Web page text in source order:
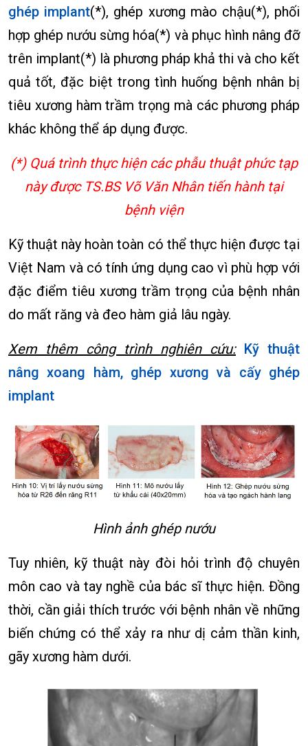
ghép implant(*), ghép xương mào chậu(*), phối
hợp ghép nướu sừng hóa(*) và phục hình nâng đỡ
trên implant(*) là phương pháp khả thi và cho kết
quả tốt, đặc biệt trong tình huống bệnh nhân bị
tiêu xương hàm trầm trọng mà các phương pháp
khác không thể áp dụng được.
(*) Quá trình thực hiện các phẫu thuật phức tạp
này được TS.BS Võ Văn Nhân tiến hành tại
bệnh viện
Kỹ thuật này hoàn toàn có thể thực hiện được tại
Việt Nam và có tính ứng dụng cao vì phù hợp với
đặc điểm tiêu xương trầm trọng của bệnh nhân
do mất răng và đeo hàm giả lâu ngày.
Xem thêm công trình nghiên cứu: Kỹ thuật
nâng xoang hàm, ghép xương và cấy ghép
implant
Hình ảnh ghép nướu
Tuy nhiên, kỹ thuật này đòi hỏi trình độ chuyên
môn cao và tay nghề của bác sĩ thực hiện. Đồng
thời, cần giải thích trước với bệnh nhân về những
biến chứng có thể xảy ra như dị cảm thần kinh,
gãy xương hàm dưới.